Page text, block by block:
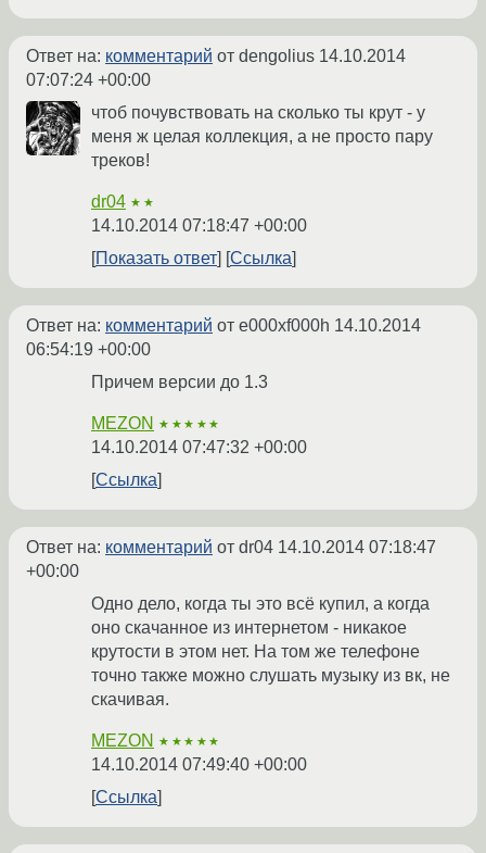
Ответ на: комментарий от dengolius 14.10.2014
07:07:24 +00:00
чтоб почувствовать на сколько ты крут - у
меня ж целая коллекция, а не просто пару
треков!
dr04 ★★
14.10.2014 07:18:47 +00:00
Показать ответ
Ссылка
Ответ на: комментарий от e000xf000h 14.10.2014
06:54:19 +00:00
Причем версии до 1.3
MEZON ★★★★★
14.10.2014 07:47:32 +00:00
Ссылка
Ответ на: комментарий от dr04 14.10.2014 07:18:47
+00:00
Одно дело, когда ты это всё купил, а когда
оно скачанное из интернетом - никакое
крутости в этом нет. На том же телефоне
точно также можно слушать музыку из вк, не
скачивая.
MEZON ★★★★★
14.10.2014 07:49:40 +00:00
Ссылка